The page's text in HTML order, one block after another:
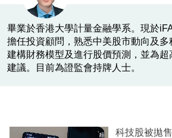
樓
市
商
畢業於香港大學計量金融學系。現於
擔任投資顧問，熟悉中美股市動向及
建構財務模型及進行股價預測，並為
建議。目前為證監會持牌人士。
科技股被拋